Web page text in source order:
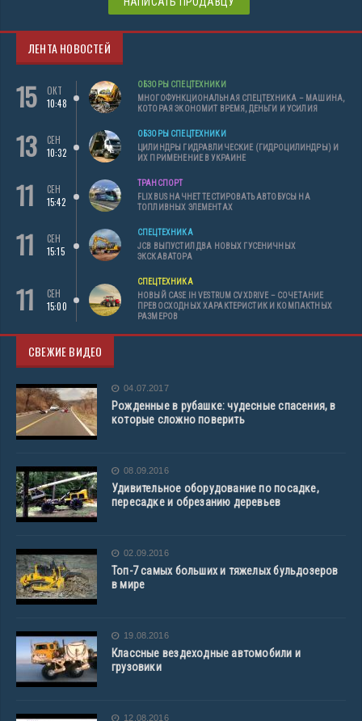
ЛЕНТА НОВОСТЕЙ
15
ОКТ
10:48
ОБЗОРЫ СПЕЦТЕХНИКИ
МНОГОФУНКЦИОНАЛЬНАЯ СПЕЦТЕХНИКА – МАШИНА,
КОТОРАЯ ЭКОНОМИТ ВРЕМЯ, ДЕНЬГИ И УСИЛИЯ
13
СЕН
10:32
ОБЗОРЫ СПЕЦТЕХНИКИ
ЦИЛИНДРЫ ГИДРАВЛИЧЕСКИЕ (ГИДРОЦИЛИНДРЫ) И
ИХ ПРИМЕНЕНИЕ В УКРАИНЕ
11
СЕН
15:42
ТРАНСПОРТ
FLIXBUS НАЧНЕТ ТЕСТИРОВАТЬ АВТОБУСЫ НА
ТОПЛИВНЫХ ЭЛЕМЕНТАХ
11
СЕН
15:15
СПЕЦТЕХНИКА
JCB ВЫПУСТИЛ ДВА НОВЫХ ГУСЕНИЧНЫХ
ЭКСКАВАТОРА
11
СЕН
15:00
СПЕЦТЕХНИКА
НОВЫЙ CASE IH VESTRUM CVXDRIVE – СОЧЕТАНИЕ
ПРЕВОСХОДНЫХ ХАРАКТЕРИСТИК И КОМПАКТНЫХ
РАЗМЕРОВ
СВЕЖИЕ ВИДЕО
04.07.2017
Рожденные в рубашке: чудесные спасения, в
которые сложно поверить
08.09.2016
Удивительное оборудование по посадке,
пересадке и обрезанию деревьев
02.09.2016
Топ-7 самых больших и тяжелых бульдозеров
в мире
19.08.2016
Классные вездеходные автомобили и
грузовики
12.08.2016